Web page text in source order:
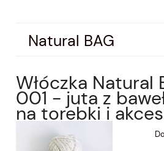
Natural BAG
Włóczka Natural
001 - juta z
na torebki i